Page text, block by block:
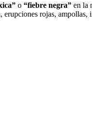
o “fiebre negra” en la
rojas,